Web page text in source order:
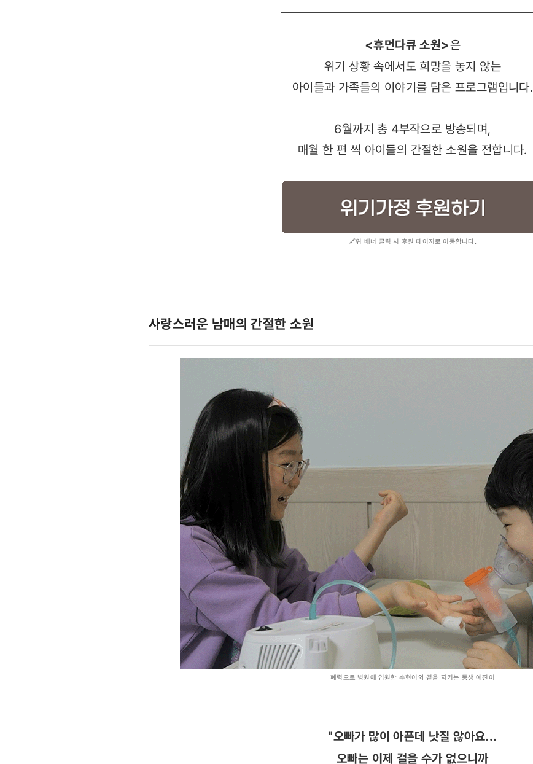
<휴먼다큐 소원>은
위기 상황 속에서도 희망을 놓지 않는
아이들과 가족들의 이야기를 담은 프로그램입니다.
6월까지 총 4부작으로 방송되며,
매월 한 편 씩 아이들의 간절한 소원을 전합니다.
🔗위 배너 클릭 시 후원 페이지로 이동합니다.
사랑스러운 남매의 간절한 소원
폐렴으로 병원에 입원한 수현이와 곁을 지키는 동생 예진이
"오빠가 많이 아픈데 낫질 않아요...
오빠는 이제 걸을 수가 없으니까